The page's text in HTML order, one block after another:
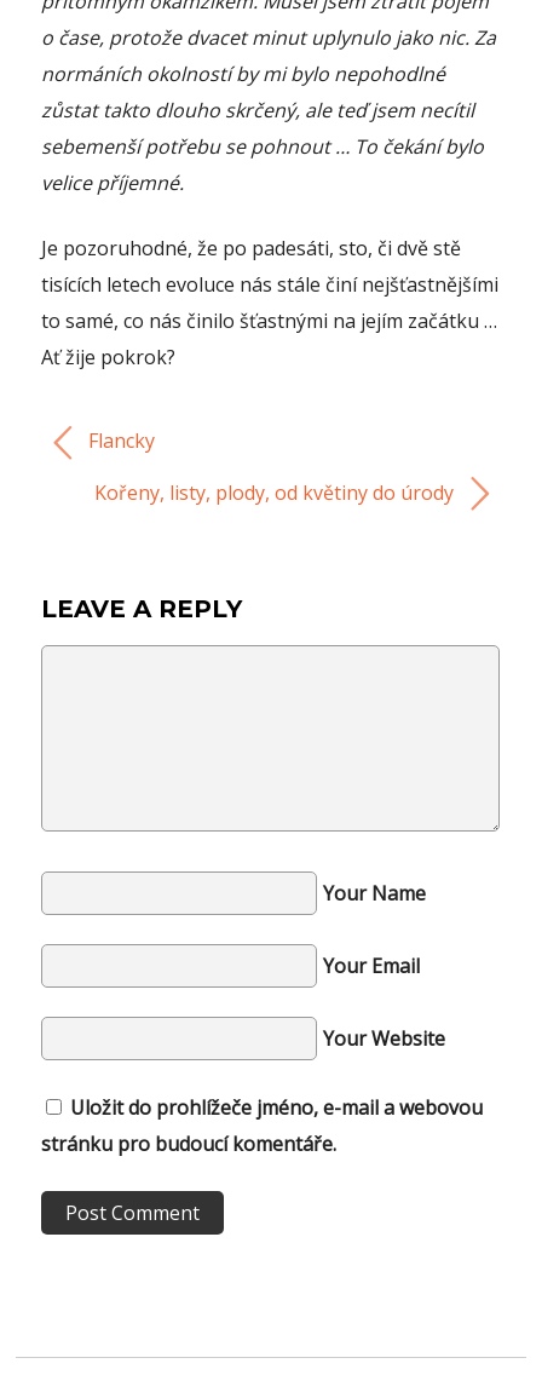
o čase, protože dvacet minut uplynulo jako nic. Za
normáních okolností by mi bylo nepohodlné
zůstat takto dlouho skrčený, ale teď jsem necítil
sebemenší potřebu se pohnout … To čekání bylo
velice příjemné.
Je pozoruhodné, že po padesáti, sto, či dvě stě
tisících letech evoluce nás stále činí nejšťastnějšími
to samé, co nás činilo šťastnými na jejím začátku …
Ať žije pokrok?
Flancky
Kořeny, listy, plody, od květiny do úrody
LEAVE A REPLY
Your Name
Your Email
Your Website
Uložit do prohlížeče jméno, e-mail a webovou
stránku pro budoucí komentáře.